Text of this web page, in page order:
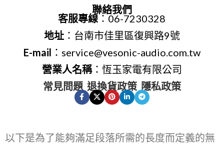
聯絡我們
E-mail ：service@vesonic-audio.com.tw